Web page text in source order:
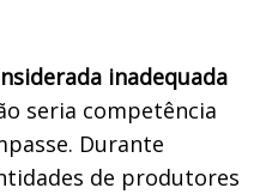
inadequada
seria competência
Durante
de produtores